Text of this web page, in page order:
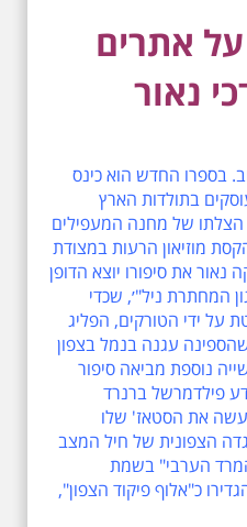
אתרים
נאור
בספרו החדש הוא כינס
בתולדות הארץ
הצלתו של מחנה המעפילים
מוזיאון הרעות במצודת
את סיפורו יוצא הדופן
המחתרת ניל"׳, שכדי
על ידי הטורקים, הפליג
עגנה בנמל בצפון
נוספת מביאה סיפור
פילדמרשל ברנרד
עשה את הסטאז' שלו
הצפונית של חיל המצב
הערבי" בשמת
כ"אלוף פיקוד הצפון",